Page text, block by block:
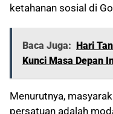
ketahanan sosial di
Baca Juga: Hari
Kunci Masa Depan
Menurutnya,
persatuan adalah